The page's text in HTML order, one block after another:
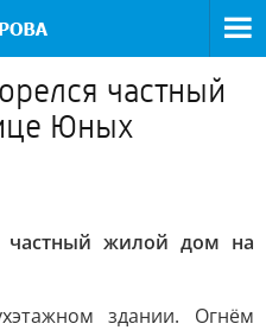
частный
Юных
частный жилой дом на
здании. Огнём